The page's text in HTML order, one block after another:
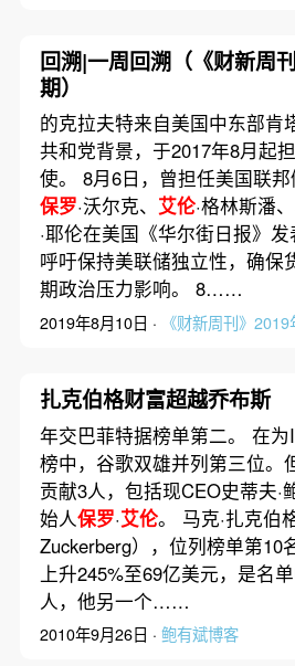
回溯|一周回溯（《财新周
期）
的克拉夫特来自美国中东部肯
共和党背景，于2017年8月起
使。 8月6日，曾担任美国联
保罗·沃尔克、 艾伦·格林斯潘
·耶伦在美国《华尔街日报》发
呼吁保持美联储独立性，确保
期政治压力影响。 8……
2019年8月10日 · 《财新周刊》
扎克伯格财富超越乔布斯
年交巴菲特据榜单第二。 在
榜中，谷歌双雄并列第三位。
贡献3人，包括现CEO史蒂夫·
始人保罗·艾伦。 马克·扎克伯
Zuckerberg），位列榜单第10
上升245%至69亿美元，是名
人，他另一个……
2010年9月26日 · 鲍有斌博客